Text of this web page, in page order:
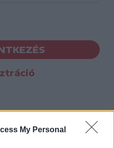
My Personal